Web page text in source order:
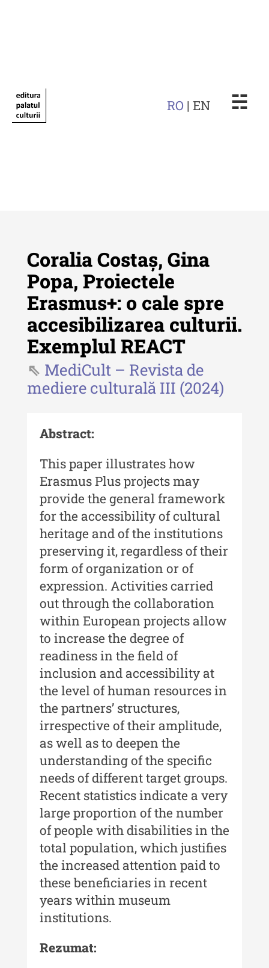
RO | EN ☵
Revista "Cercetări istorice"
Revista "Cercetări istorice" - XLIV
- 2025
Revista "Cercetări istorice" - XLIII
- 2024
Indexul Complet
Buletinul ”Ioan Neculce” al Muzeului
de Istorie a Moldovei
Buletinul ”Ioan Neculce” al
Muzeului de Istorie a Moldovei -
XXIV / 2018
Buletinul ”Ioan Neculce” al
Muzeului de Istorie a Moldovei -
XXIII / 2017
Buletinul ”Ioan Neculce” al
Muzeului de Istorie a Moldovei -
XXII / 2016
Indexul Complet
Anuarul Muzeului Etnografic al
Moldovei
Anuarul Muzeului Etnografic al
Moldovei - XXII / 2022
Anuarul Muzeului Etnografic al
Moldovei - XXI / 2021
Anuarul Muzeului Etnografic al
Moldovei - XX / 2020
Indexul Complet
Buletinul Muzeului Științei și
Tehnicii ”Ștefan Procopiu”
Buletinul Muzeului Științei și
Tehnicii ”Ștefan Procopiu” - An
XV / Nr. 15 / 2021
Coralia Costaș, Gina
Popa, Proiectele
Erasmus+: o cale spre
accesibilizarea culturii.
Exemplul REACT
MediCult – Revista de
mediere culturală III (2024)
Abstract:
This paper illustrates how
Erasmus Plus projects may
provide the general framework
for the accessibility of cultural
heritage and of the institutions
preserving it, regardless of their
form of organization or of
expression. Activities carried
out through the collaboration
within European projects allow
to increase the degree of
readiness in the field of
inclusion and accessibility at
the level of human resources in
the partners’ structures,
irrespective of their amplitude,
as well as to deepen the
understanding of the specific
needs of different target groups.
Recent statistics indicate a very
large proportion of the number
of people with disabilities in the
total population, which justifies
the increased attention paid to
these beneficiaries in recent
years within museum
institutions.
Rezumat: